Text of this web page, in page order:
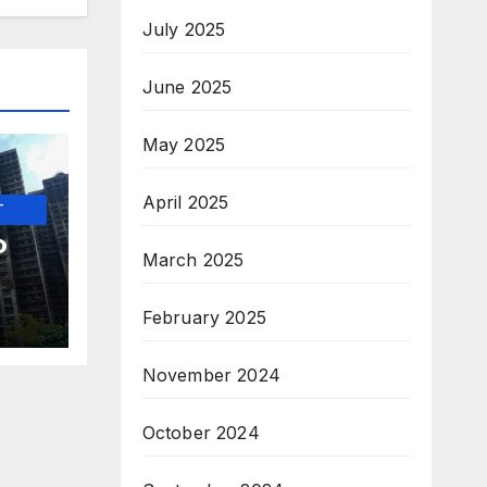
по
July 2025
June 2025
May 2025
April 2025
March 2025
February 2025
November 2024
October 2024